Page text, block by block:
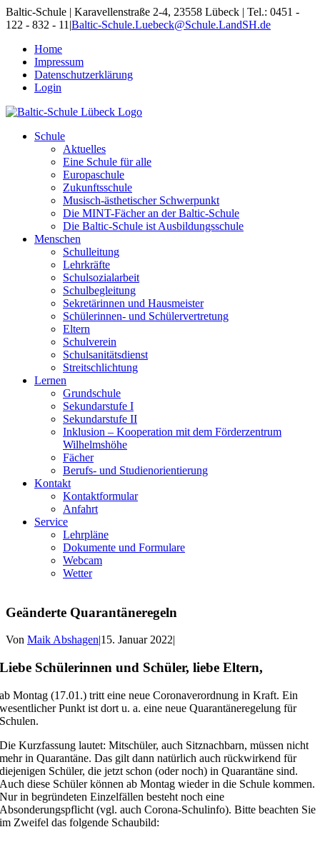
Skip
to
Baltic-Schule | Karavellenstraße 2-4, 23558 Lübeck | Tel.: 0451 -
122 - 832 - 11 |Baltic-Schule.Luebeck@Schule.LandSH.de
Home
Impressum
Datenschutzerklärung
Login
Schule
Aktuelles
Eine Schule für alle
Europaschule
Zukunftsschule
Musisch-ästhetischer Schwerpunkt
Die MINT-Fächer an der Baltic-Schule
Die Baltic-Schule ist Ausbildungsschule
Menschen
Schulleitung
Lehrkräfte
Schulsozialarbeit
Schulbegleitung
Sekretärinnen und Hausmeister
Schülerinnen- und Schülervertretung
Eltern
Schulverein
Schulsanitätsdienst
Streitschlichtung
Lernen
Grundschule
Sekundarstufe I
Sekundarstufe II
Inklusion – Kooperation mit dem Förderzentrum
Wilhelmshöhe
Fächer
Berufs- und Studienorientierung
Kontakt
Kontaktformular
Anfahrt
Service
Lehrpläne
Dokumente und Formulare
Webcam
Wetter
Geänderte Quarantäneregeln
Von Maik Abshagen|15. Januar 2022|
Liebe Schülerinnen und Schüler, liebe Eltern,
ab Montag (17.01.) tritt eine neue Coronaverordnung in Kraft. Ein
wesentlicher Punkt ist dort u. a. eine neue Quarantäneregelung für
Schulen.
Die Kurzfassung lautet: Mitschüler, auch Sitznachbarn, müssen nicht
mehr in Quarantäne. Das gilt dann natürlich auch rückwirkend für
diejenigen Schüler, die jetzt schon (oder noch) in Quarantäne sind.
Auch diese Schüler können ab Montag wieder in die Schule kommen.
Nur in begründeten Einzelfällen besteht noch eine
Absonderungspflicht (vgl. auch Corona-Schulinfo). Bitte beachten Sie
im Zweifel das folgende Schaubild: